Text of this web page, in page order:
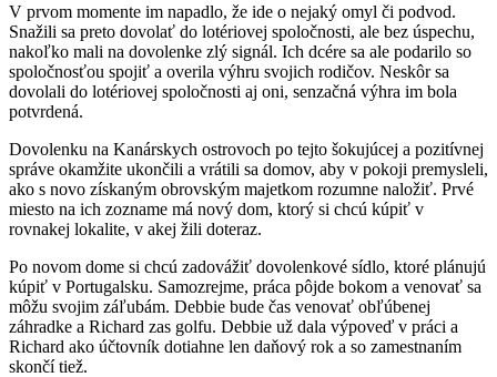
V prvom momente im napadlo, že ide o nejaký omyl či podvod.
Snažili sa preto dovolať do lotériovej spoločnosti, ale bez úspechu,
nakoľko mali na dovolenke zlý signál. Ich dcére sa ale podarilo so
spoločnosťou spojiť a overila výhru svojich rodičov. Neskôr sa
dovolali do lotériovej spoločnosti aj oni, senzačná výhra im bola
potvrdená.
Dovolenku na Kanárskych ostrovoch po tejto šokujúcej a pozitívnej
správe okamžite ukončili a vrátili sa domov, aby v pokoji premysleli,
ako s novo získaným obrovským majetkom rozumne naložiť. Prvé
miesto na ich zozname má nový dom, ktorý si chcú kúpiť v
rovnakej lokalite, v akej žili doteraz.
Po novom dome si chcú zadovážiť dovolenkové sídlo, ktoré plánujú
kúpiť v Portugalsku. Samozrejme, práca pôjde bokom a venovať sa
môžu svojim záľubám. Debbie bude čas venovať obľúbenej
záhradke a Richard zas golfu. Debbie už dala výpoveď v práci a
Richard ako účtovník dotiahne len daňový rok a so zamestnaním
skončí tiež.